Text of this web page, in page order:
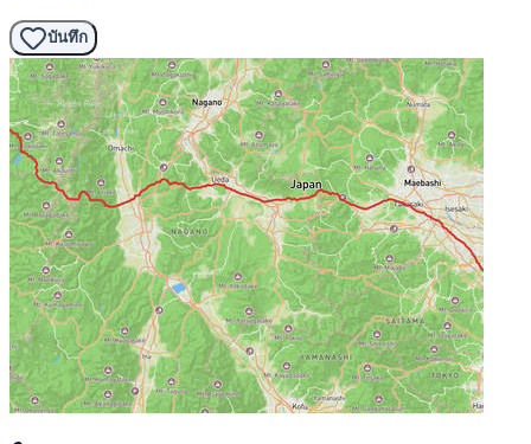
บันทึก